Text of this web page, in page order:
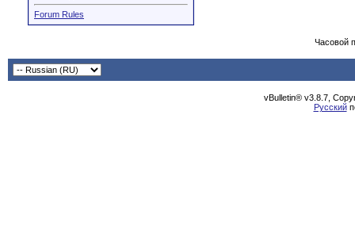
Forum Rules
Часовой
vBulletin® v3.8.7,
Русский